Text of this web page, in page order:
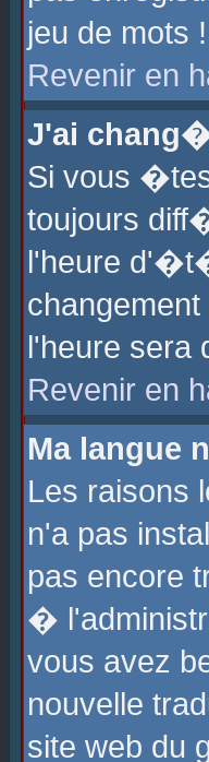
jeu de mots !
Revenir en
J'ai
Si vous
toujours
l'heure
l'heure
Revenir en
Ma langue
Les raisons
n'a pas
pas encore
�
vous avez
nouvelle
site web du